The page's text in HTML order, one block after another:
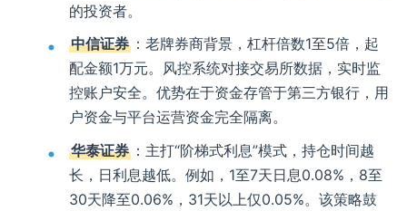
的投资者。
中信证券 ：老牌券商背景，杠杆倍数1至5倍，起
配金额1万元。风控系统对接交易所数据，实时监
控账户安全。优势在于资金存管于第三方银行，用
户资金与平台运营资金完全隔离。
华泰证券 ：主打“阶梯式利息”模式，持仓时间越
长，日利息越低。例如，1至7天日息0.08%，8至
30天降至0.06%，31天以上仅0.05%。该策略鼓